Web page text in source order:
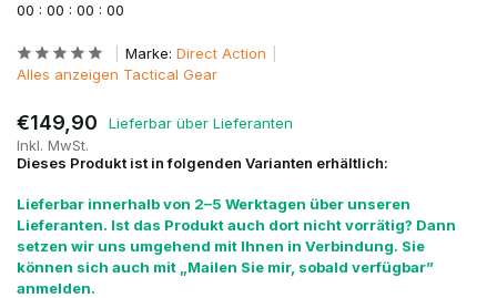
00 : 00 : 00 : 00
Marke: Direct Action
Alles anzeigen Tactical Gear
€149,90
Lieferbar über Lieferanten
Inkl. MwSt.
Dieses Produkt ist in folgenden Varianten erhältlich:
Lieferbar innerhalb von 2–5 Werktagen über unseren
Lieferanten. Ist das Produkt auch dort nicht vorrätig? Dann
setzen wir uns umgehend mit Ihnen in Verbindung. Sie
können sich auch mit „Mailen Sie mir, sobald verfügbar”
anmelden.